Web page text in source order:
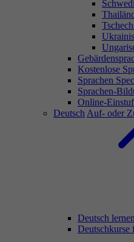
Kostenlose
Sprachen
Sprachen-
Online-
Deutsch Auf- oder
Deutsch lernen
Deutschkurse